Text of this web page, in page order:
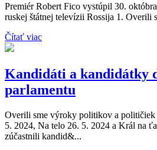
Premiér Robert Fico vystúpil 30.
ruskej štátnej televízii Rossija 1. Overili
Čítať viac
Kandidáti a kandidátky
parlamentu
Overili sme výroky politikov a
5. 2024, Na telo 26. 5. 2024 a Král na
zúčastnili kandid&...